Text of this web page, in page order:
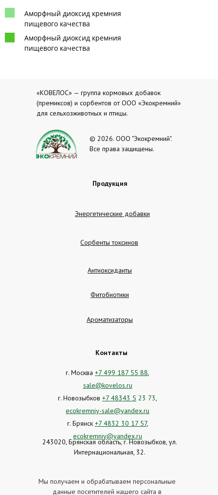
Аморфный диоксид кремния
пищевого качества
Аморфный диоксид кремния
пищевого качества
«КОВЕЛОС» — группа кормовых добавок
(премиксов) и сорбентов от ООО «Экокремний»
для сельхозживотных и птицы.
© 2026. ООО "Экокремний".
Все права защищены.
243020, Брянская область, г. Новозыбков, ул.
Интернациональная, 32.
Энергетические добавки
Сорбенты токсинов
Антиоксиданты
Фитобиотики
Ароматизаторы
Продукция
Контакты
г. Москва +7 499 187 55 88,
sale@kovelos.ru
г. Новозыбков +7 48343 5 23 73,
ecokremniy-sale@yandex.ru
г. Брянск +7 4832 30 17 57,
ecokremniy@yandex.ru
Мы получаем и обрабатываем персональные
данные посетителей нашего сайта в